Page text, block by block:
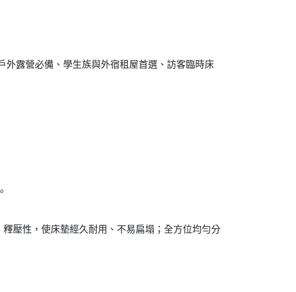
外露營必備、學生族與外宿租屋首選、訪客臨時床
壓性，使床墊經久耐用、不易扁塌；全方位均勻分